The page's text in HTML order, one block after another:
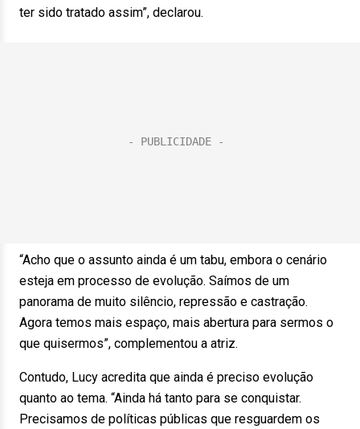
ter sido tratado assim”, declarou.
“Acho que o assunto ainda é um tabu, embora o cenário
esteja em processo de evolução. Saímos de um
panorama de muito silêncio, repressão e castração.
Agora temos mais espaço, mais abertura para sermos o
que quisermos”, complementou a atriz.
Contudo, Lucy acredita que ainda é preciso evolução
quanto ao tema. “Ainda há tanto para se conquistar.
Precisamos de políticas públicas que resguardem os